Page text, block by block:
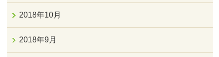
2018年10月
2018年9月